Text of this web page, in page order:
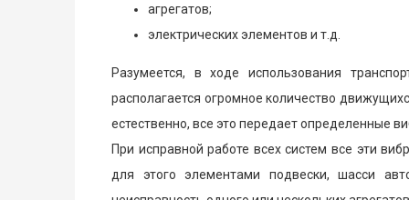
агрегатов;
электрических элементов и т.д.
Разумеется, в ходе использования
располагается огромное количество
естественно, все это передает определенные
При исправной работе всех систем все эти
для этого элементами подвески, шасси